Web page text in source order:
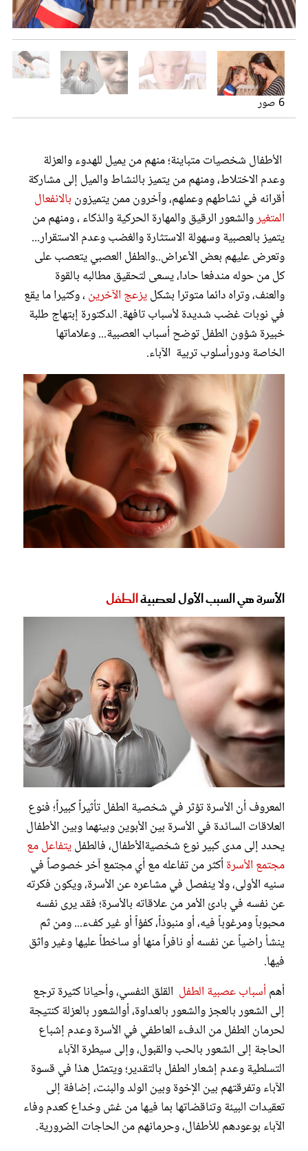
عدواني ويصر على تحقيق مطالبه
التشنج وتصليب الجسم عند رفض شيء له
لعصبية الطفل أسباب وراثية
يتعصب على كل من حوله
6 صور
الأطفال شخصيات متباينة؛ منهم من يميل للهدوء والعزلة
وعدم الاختلاط، ومنهم من يتميز بالنشاط والميل إلى مشاركة
أقرانه في نشاطهم وعملهم، وآخرون ممن يتميزون بالانفعال
المتغيروالشعور الرقيق والمهارة الحركية والذكاء ، ومنهم من
يتميز بالعصبية وسهولة الاستثارة والغضب وعدم الاستقرار...
وتعرض عليهم بعض الأعراض..والطفل العصبي يتعصبعلى
كل من حوله مندفعا حادا، يسعى لتحقيق مطالبه بالقوة
والعنف، وتراه دائما متوترا بشكليزعج الآخرين ، وكثيرا ما يقع
في نوبات غضب شديدة لأسباب تافهة. الدكتورة إبتهاج طلبة
خبيرة شؤون الطفل توضح أسباب العصبية... وعلاماتها
الخاصة ودورأسلوب تربية الآباء.
الأسرة هي السبب الأول لعصبيةالطفل
المعروف أن الأسرة تؤثر في شخصية الطفل تأثيراً كبيراً؛ فنوع
العلاقات السائدة في الأسرة بين الأبوين وبينهما وبين الأطفال
يحدد إلى مدى كبير نوع شخصيةالأطفال، فالطفليتفاعل مع
مجتمع الأسرةأكثر من تفاعله مع أي مجتمع آخر خصوصاً في
سنيه الأولى، ولا ينفصل في مشاعره عن الأسرة، ويكون فكرته
عن نفسه في بادئ الأمر من علاقاته بالأسرة؛ فقد يرى نفسه
محبوباً ومرغوباً فيه، أو منبوذاً، كفؤاً أو غير كفء... ومن ثم
ينشأ راضياً عن نفسه أو نافراً منها أو ساخطاً عليها وغير واثق
فيها.
أهمأسباب عصبية الطفل القلق النفسي، وأحيانا كثيرة ترجع
إلى الشعور بالعجز والشعور بالعداوة، أوالشعور بالعزلة كنتيجة
لحرمان الطفل من الدفء العاطفي في الأسرة وعدم إشباع
الحاجة إلى الشعور بالحب والقبول، وإلى سيطرة الآباء
التسلطية وعدم إشعار الطفل بالتقدير؛ ويتمثل هذا في قسوة
الآباء وتفرقتهم بين الإخوة وبين الولد والبنت، إضافة إلى
تعقيدات البيئة وتناقضاتها بما فيها من غش وخداع كعدم وفاء
الآباء بوعودهم للأطفال، وحرمانهم من الحاجات الضرورية.
عروس سيدتي
مجلة سيدتي
غلاف رفمي